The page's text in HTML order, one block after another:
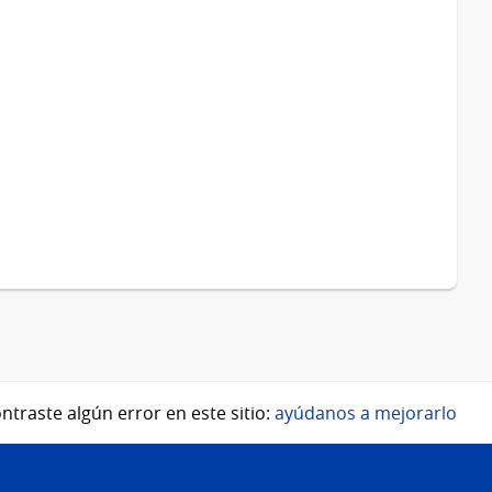
algún error en este sitio: ayúdanos a mejorarlo